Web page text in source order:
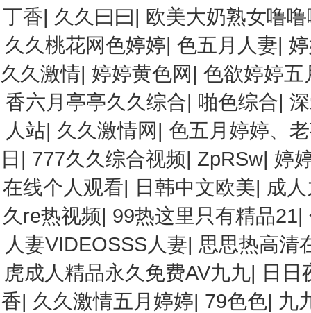
丁香| 久久曰曰| 欧美大奶熟女噜
久久桃花网色婷婷| 色五月人妻|
久久激情| 婷婷黄色网|色欲婷婷五
香六月亭亭久久综合| 啪色综合|
人站| 久久激情网|色五月婷婷、
日 | 777久久综合视频| ZpRSw| 婷
在线个人观看| 日韩中文欧美| 成
久re热视频| 99热这里只有精品21|
人妻VIDEOSSS人妻| 思思热高清
虎成人精品永久免费AV九九| 日日
香| 久久激情五月婷婷| 79色色| 九